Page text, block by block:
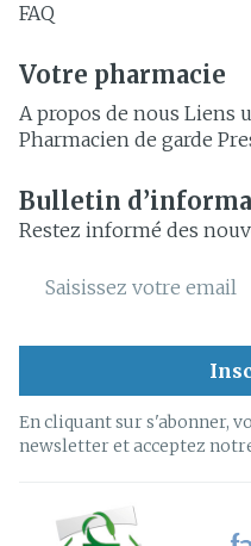
FAQ
Votre pharmacie
A propos de nous Liens
Pharmacien de garde
Bulletin
Restez informé des
Adresse mail
En cliquant sur s'abonner,
newsletter et acceptez